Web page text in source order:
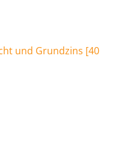
und Grundzins [40